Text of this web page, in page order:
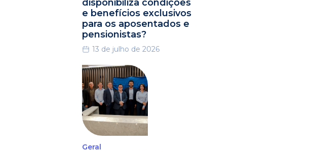
disponibiliza condições
e benefícios exclusivos
para os aposentados e
pensionistas?
13 de julho de 2026
Geral